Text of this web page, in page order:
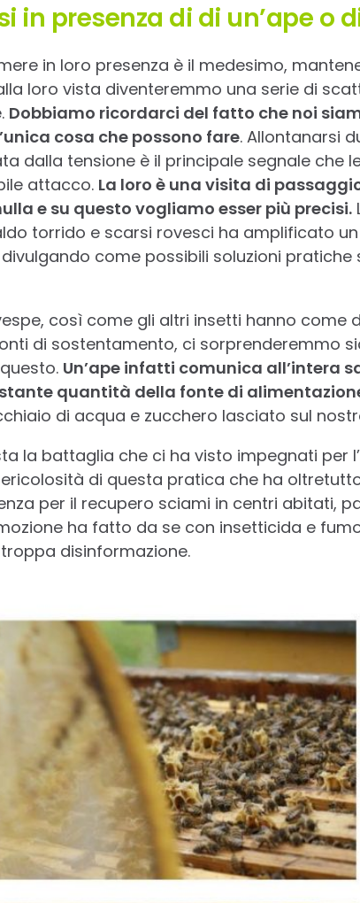
in presenza di di un’ape o
in loro presenza è il medesimo,
loro vista diventeremmo una serie di
Dobbiamo ricordarci del fatto che noi
cosa che possono fare. Allontanarsi
dalla tensione è il principale segnale che
attacco. La loro è una visita di
e su questo vogliamo esser più precisi.
torrido e scarsi rovesci ha amplificato
come possibili soluzioni
così come gli altri insetti hanno come
di sostentamento, ci sorprenderemmo
Un’ape infatti comunica all’intera
quantità della fonte di
di acqua e zucchero lasciato sul
la battaglia che ci ha visto impegnati per
di questa pratica che ha
per il recupero sciami in centri abitati,
ha fatto da se con insetticida e
disinformazione.